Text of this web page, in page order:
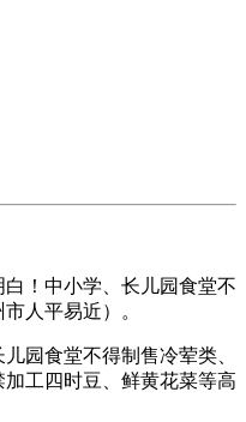
！中小学、长儿园食堂不
人平易近）。
食堂不得制售冷荤类、
工四时豆、鲜黄花菜等高